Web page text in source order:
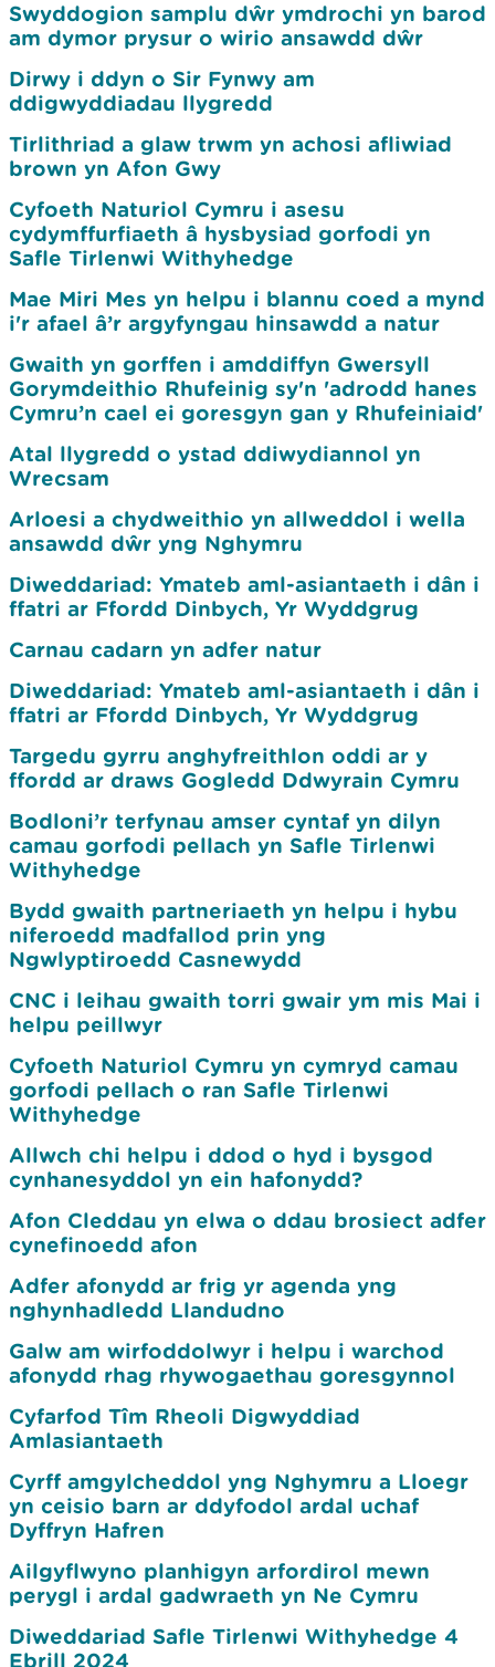
Swyddogion samplu dŵr ymdrochi yn barod
am dymor prysur o wirio ansawdd dŵr
Dirwy i ddyn o Sir Fynwy am
ddigwyddiadau llygredd
Tirlithriad a glaw trwm yn achosi afliwiad
brown yn Afon Gwy
Cyfoeth Naturiol Cymru i asesu
cydymffurfiaeth â hysbysiad gorfodi yn
Safle Tirlenwi Withyhedge
Mae Miri Mes yn helpu i blannu coed a mynd
i'r afael â’r argyfyngau hinsawdd a natur
Gwaith yn gorffen i amddiffyn Gwersyll
Gorymdeithio Rhufeinig sy'n 'adrodd hanes
Cymru’n cael ei goresgyn gan y Rhufeiniaid'
Atal llygredd o ystad ddiwydiannol yn
Wrecsam
Arloesi a chydweithio yn allweddol i wella
ansawdd dŵr yng Nghymru
Diweddariad: Ymateb aml-asiantaeth i dân i
ffatri ar Ffordd Dinbych, Yr Wyddgrug
Carnau cadarn yn adfer natur
Diweddariad: Ymateb aml-asiantaeth i dân i
ffatri ar Ffordd Dinbych, Yr Wyddgrug
Targedu gyrru anghyfreithlon oddi ar y
ffordd ar draws Gogledd Ddwyrain Cymru
Bodloni’r terfynau amser cyntaf yn dilyn
camau gorfodi pellach yn Safle Tirlenwi
Withyhedge
Bydd gwaith partneriaeth yn helpu i hybu
niferoedd madfallod prin yng
Ngwlyptiroedd Casnewydd
CNC i leihau gwaith torri gwair ym mis Mai i
helpu peillwyr
Cyfoeth Naturiol Cymru yn cymryd camau
gorfodi pellach o ran Safle Tirlenwi
Withyhedge
Allwch chi helpu i ddod o hyd i bysgod
cynhanesyddol yn ein hafonydd?
Afon Cleddau yn elwa o ddau brosiect adfer
cynefinoedd afon
Adfer afonydd ar frig yr agenda yng
nghynhadledd Llandudno
Galw am wirfoddolwyr i helpu i warchod
afonydd rhag rhywogaethau goresgynnol
Cyfarfod Tîm Rheoli Digwyddiad
Amlasiantaeth
Cyrff amgylcheddol yng Nghymru a Lloegr
yn ceisio barn ar ddyfodol ardal uchaf
Dyffryn Hafren
Ailgyflwyno planhigyn arfordirol mewn
perygl i ardal gadwraeth yn Ne Cymru
Diweddariad Safle Tirlenwi Withyhedge 4
Ebrill 2024